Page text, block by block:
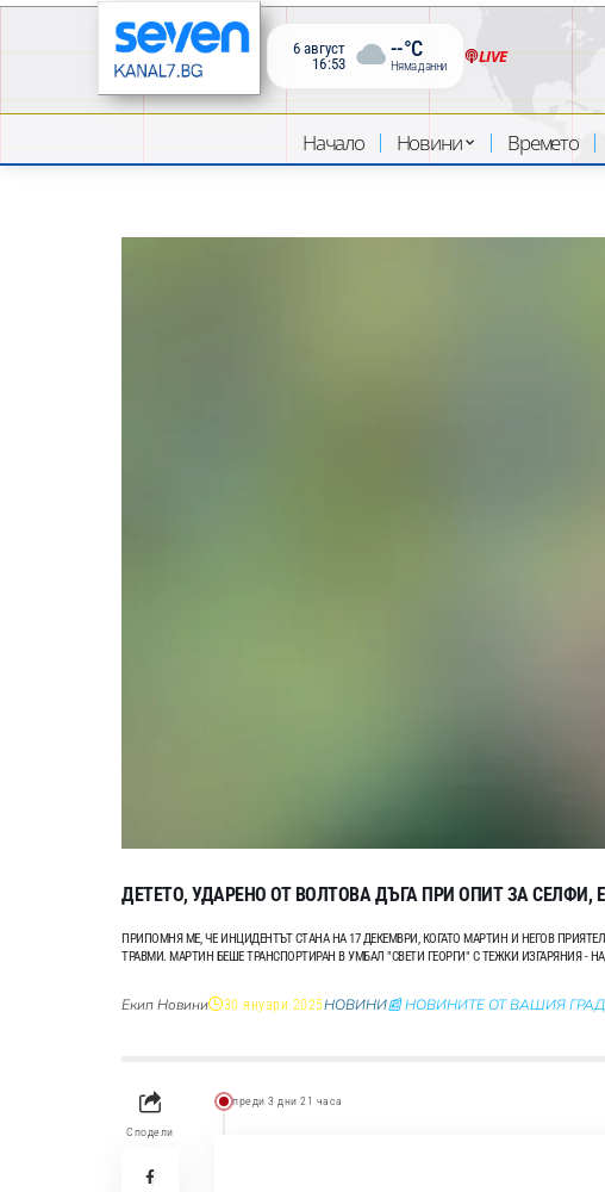
6 август
16:53
--°C
Няма данни LIVE
Начало Новини Времето
ДЕТЕТО, УДАРЕНО ОТ ВОЛТОВА ДЪГА ПРИ ОПИТ ЗА СЕЛФИ,
ПРИПОМНЯ МЕ, ЧЕ ИНЦИДЕНТЪТ СТАНА НА 17 ДЕКЕМВРИ, КОГАТО МАРТИН И НЕГОВ
ТРАВМИ. МАРТИН БЕШЕ ТРАНСПОРТИРАН В УМБАЛ "СВЕТИ ГЕОРГИ" С ТЕЖКИ ИЗГАРЯНИЯ -
Екип Новини 30 януари 2025НОВИНИ📰 НОВИНИТЕ ОТ ВАШИЯ ГРАД
Сподели
преди 3 дни 21 часа